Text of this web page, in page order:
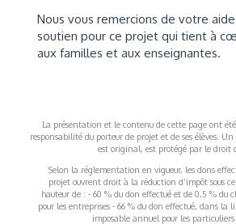
Nous vous remercions de votre
soutien pour ce projet qui tient à
aux familles et aux enseignantes.
La présentation et le contenu de cette page ont
responsabilité du porteur de projet et de ses élèves.
est original, est protégé par le droit
Selon la réglementation en vigueur, les dons
projet ouvrent droit à la réduction d’impôt sous
hauteur de : - 60 % du don effectué et de 0,5 % du
pour les entreprises - 66 % du don effectué, dans la
imposable annuel pour les particuliers